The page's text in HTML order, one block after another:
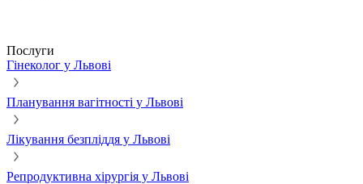
Послуги
Гінеколог у Львові
Планування вагітності у Львові
Лікування безпліддя у Львові
Репродуктивна хірургія у Львові